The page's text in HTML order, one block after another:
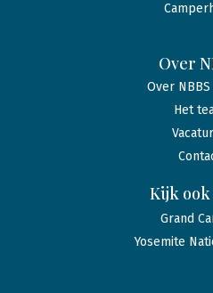
Over
Over
Het
Kijk
Grand
Yosemite